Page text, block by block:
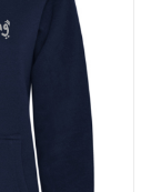
🔍